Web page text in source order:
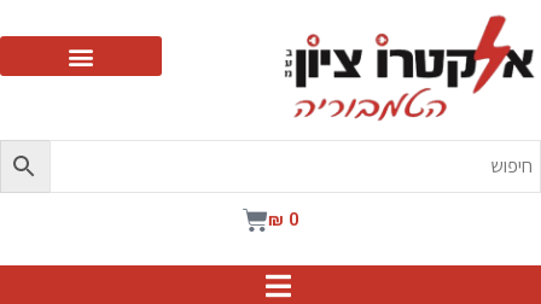
₪ 0
עגלת